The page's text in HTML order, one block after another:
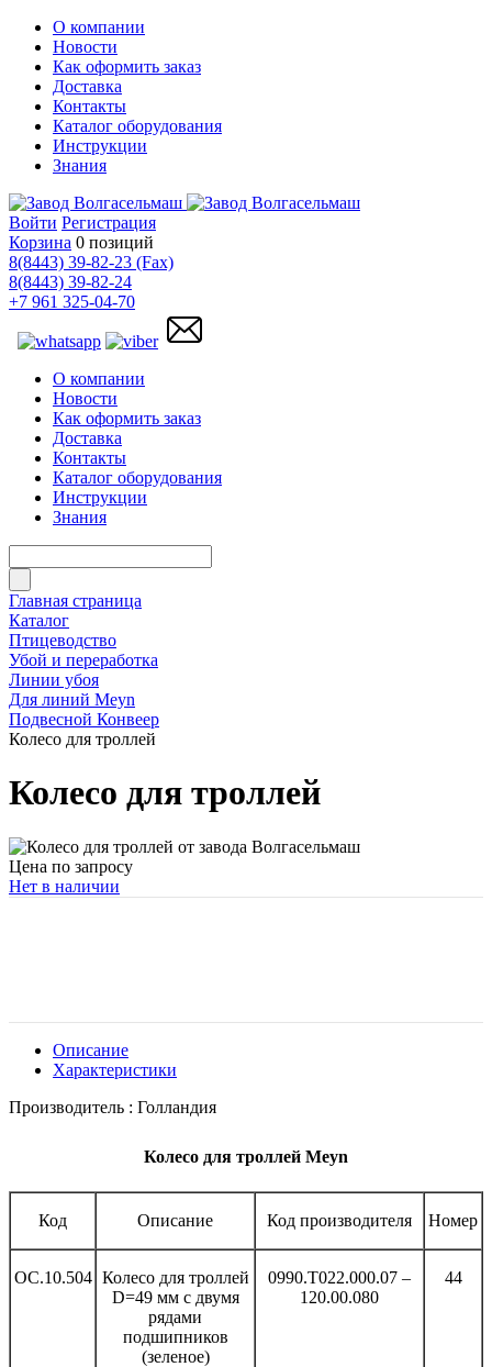
О компании
Новости
Как оформить заказ
Доставка
Контакты
Каталог оборудования
Инструкции
Знания
Войти Регистрация
Корзина 0 позиций
8(8443) 39-82-23 (Fax)
8(8443) 39-82-24
+7 961 325-04-70
О компании
Новости
Как оформить заказ
Доставка
Контакты
Каталог оборудования
Инструкции
Знания
Главная страница
Каталог
Птицеводство
Убой и переработка
Линии убоя
Для линий Meyn
Подвесной Конвеер
Колесо для троллей
Колесо для троллей
Цена по запросу
Нет в наличии
Описание
Характеристики
Производитель : Голландия
Колесо для троллей Meyn
Код Описание Код производителя Номер
OC.10.504 Колесо для троллей
D=49 мм с двумя
рядами
подшипников
(зеленое)
0990.T022.000.07 –
120.00.080
44